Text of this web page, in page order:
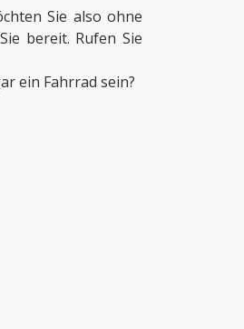
Sie also ohne
bereit. Rufen Sie
ein Fahrrad sein?